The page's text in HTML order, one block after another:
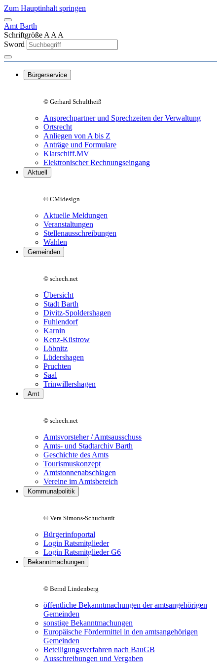
Zum Hauptinhalt springen
Amt Barth
Schriftgröße A A A
Sword
Bürgerservice
© Gerhard Schultheiß
Ansprechpartner und Sprechzeiten der Verwaltung
Ortsrecht
Anliegen von A bis Z
Anträge und Formulare
Klarschiff.MV
Elektronischer Rechnungseingang
Aktuell
© CMidesign
Aktuelle Meldungen
Veranstaltungen
Stellenausschreibungen
Wahlen
Gemeinden
© schech.net
Übersicht
Stadt Barth
Divitz-Spoldershagen
Fuhlendorf
Karnin
Kenz-Küstrow
Löbnitz
Lüdershagen
Pruchten
Saal
Trinwillershagen
Amt
© schech.net
Amtsvorsteher / Amtsausschuss
Amts- und Stadtarchiv Barth
Geschichte des Amts
Tourismuskonzept
Amtstonnenabschlagen
Vereine im Amtsbereich
Kommunalpolitik
© Vera Simons-Schuchardt
Bürgerinfoportal
Login Ratsmitglieder
Login Ratsmitglieder G6
Bekanntmachungen
© Bernd Lindenberg
öffentliche Bekanntmachungen der amtsangehörigen
Gemeinden
sonstige Bekanntmachungen
Europäische Fördermittel in den amtsangehörigen
Gemeinden
Beteiligungsverfahren nach BauGB
Ausschreibungen und Vergaben